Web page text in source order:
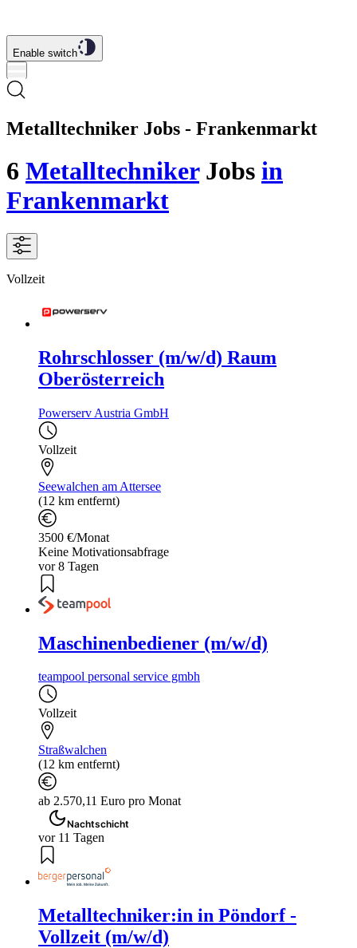
Enable switch
Metalltechniker Jobs - Frankenmarkt
6 MetalltechnikerJobs in
Frankenmarkt
Vollzeit
Rohrschlosser (m/w/d) Raum
Oberösterreich
Powerserv Austria GmbH
Vollzeit
Seewalchen am Attersee
(12 km entfernt)
3500 €/Monat
Keine Motivationsabfrage
vor 8 Tagen
Maschinenbediener (m/w/d)
teampool personal service gmbh
Vollzeit
Straßwalchen
(12 km entfernt)
ab 2.570,11 Euro pro Monat
Nachtschicht
vor 11 Tagen
Metalltechniker:in in Pöndorf -
Vollzeit (m/w/d)